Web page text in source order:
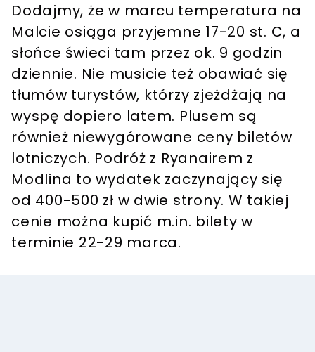
Dodajmy, że w marcu temperatura na
Malcie osiąga przyjemne 17-20 st. C, a
słońce świeci tam przez ok. 9 godzin
dziennie. Nie musicie też obawiać się
tłumów turystów, którzy zjeżdżają na
wyspę dopiero latem. Plusem są
również niewygórowane ceny biletów
lotniczych. Podróż z Ryanairem z
Modlina to wydatek zaczynający się
od 400-500 zł w dwie strony. W takiej
cenie można kupić m.in. bilety w
terminie 22-29 marca.